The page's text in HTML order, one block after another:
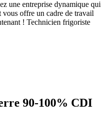
une entreprise dynamique qui
offre un cadre de travail
! Technicien frigoriste
90-100% CDI